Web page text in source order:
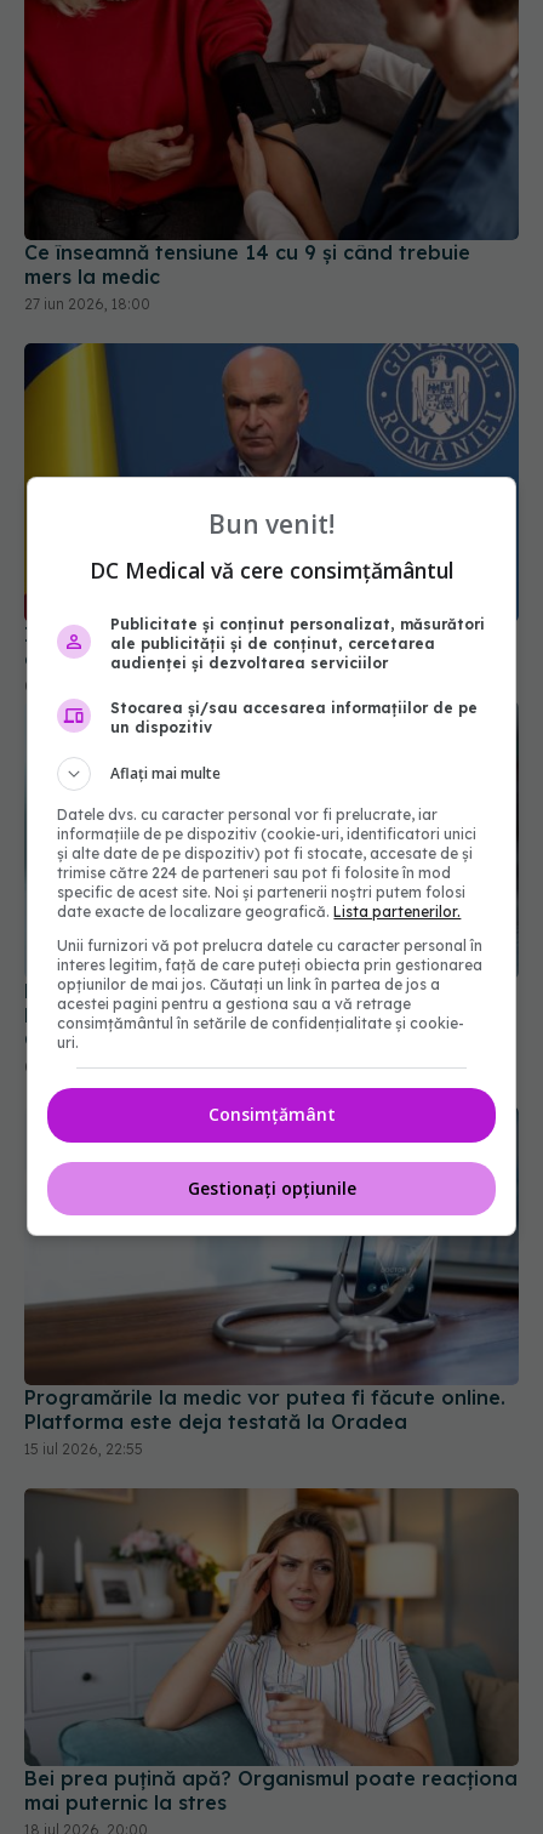
Ce înseamnă tensiune 14 cu 9 și când trebuie
mers la medic
27 iun 2026, 18:00
Ilie Bolojan, anunț despre spitale în contextul
crizei energetice
06 aug 2026, 15:24
Prețuri noi și reguli schimbate la medicamente.
Planul CNAS pentru alinierea la modelele din
Germania și Franța
08 iul 2026, 18:52
Programările la medic vor putea fi făcute online.
Platforma este deja testată la Oradea
15 iul 2026, 22:55
Bei prea puțină apă? Organismul poate reacționa
mai puternic la stres
18 iul 2026, 20:00
Bun venit!
DC Medical vă cere consimțământul
Publicitate și conținut personalizat, măsurători
ale publicității și de conținut, cercetarea
audienței și dezvoltarea serviciilor
Stocarea și/sau accesarea informațiilor de pe
un dispozitiv
Aflați mai multe
Datele dvs. cu caracter personal vor fi prelucrate, iar
informațiile de pe dispozitiv (cookie-uri, identificatori unici
și alte date de pe dispozitiv) pot fi stocate, accesate de și
trimise către 224 de parteneri sau pot fi folosite în mod
specific de acest site. Noi și partenerii noștri putem folosi
date exacte de localizare geografică.Lista partenerilor.
Unii furnizori vă pot prelucra datele cu caracter personal în
interes legitim, față de care puteți obiecta prin gestionarea
opțiunilor de mai jos. Căutați un link în partea de jos a
acestei pagini pentru a gestiona sau a vă retrage
consimțământul în setările de confidențialitate și cookie-
uri.
Consimțământ
Gestionați opțiunile